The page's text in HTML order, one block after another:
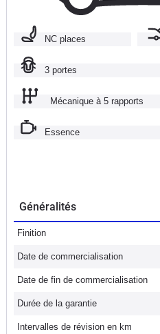
NC places
3 portes
Mécanique à 5 rapports
Essence
Généralités
Finition
Date de commercialisation
Date de fin de commercialisation
Durée de la garantie
Intervalles de révision en km